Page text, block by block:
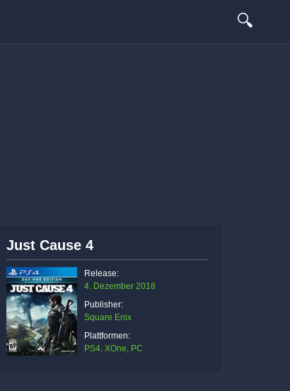
🔍
Just Cause 4
Release:
4. Dezember 2018
Publisher:
Square Enix
Plattformen:
PS4, XOne, PC